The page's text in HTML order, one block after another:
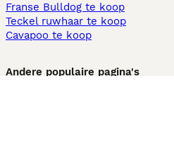
Franse Bulldog te koop
Teckel ruwhaar te koop
Cavapoo te koop
Andere populaire pagina's